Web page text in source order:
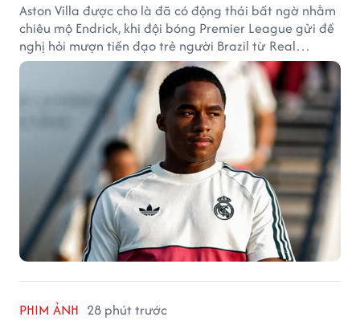
Aston Villa được cho là đã có động thái bất ngờ nhằm
chiêu mộ Endrick, khi đội bóng Premier League gửi đề
nghị hỏi mượn tiền đạo trẻ người Brazil từ Real
Madrid.
PHIM ẢNH 28 phút trước